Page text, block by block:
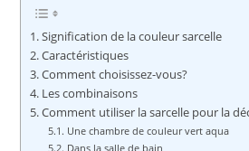
Signification de la couleur sarcelle
Caractéristiques
Comment choisissez-vous?
Les combinaisons
Comment utiliser la sarcelle pour la
Une chambre de couleur vert aqua
Dans la salle de bain